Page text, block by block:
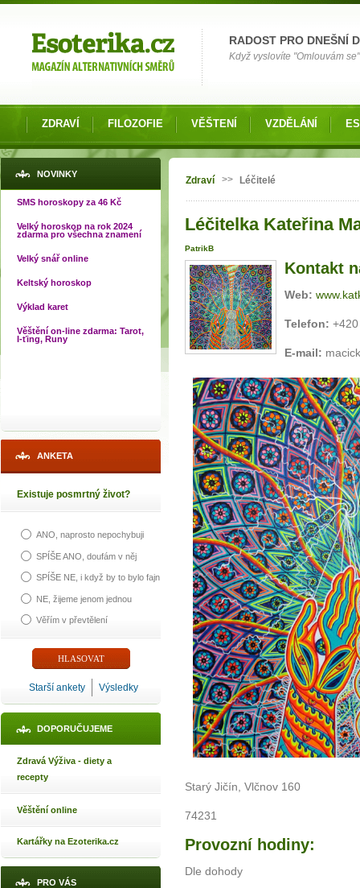
RADOST PRO DNEŠNÍ
Když vyslovíte "Omlouvám
ZDRAVÍ FILOZOFIE VĚŠTENÍ VZDĚLÁNÍ
NOVINKY
SMS horoskopy za 46 Kč
Velký horoskop na rok 2024
zdarma pro všechna znamení
Velký snář online
Keltský horoskop
Výklad karet
Věštění on-line zdarma: Tarot,
I-ťing, Runy
ANKETA
Existuje posmrtný život?
ANO, naprosto nepochybuji
SPÍŠE ANO, doufám v něj
SPÍŠE NE, i když by to bylo fajn
NE, žijeme jenom jednou
Věřím v převtělení
Starší ankety Výsledky
DOPORUČUJEME
Zdravá Výživa - diety a
recepty
Věštění online
Kartářky na Ezoterika.cz
PRO VÁS
Jste zde
Zdraví >> Léčitelé
Léčitelka Kateřina
PatrikB
Kontakt
Web:
Telefon:
E-mail:
Starý Jičín, Vlčnov 160
74231
Provozní hodiny:
Dle dohody